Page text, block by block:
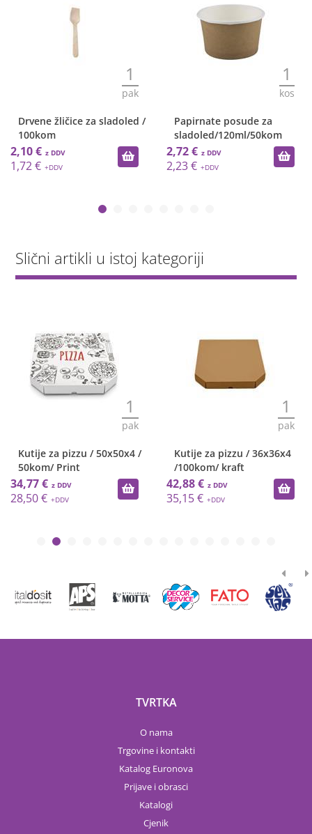
1
pak
Drvene žličice za sladoled /
100kom
2,10 €
1,72 €
1
kos
Papirnate posude za
sladoled/120ml/50kom
2,72 €
2,23 €
Slični artikli u istoj kategoriji
1
pak
Kutije za pizzu / 50x50x4 /
50kom/ Print
34,77 €
28,50 €
1
pak
Kutije za pizzu / 36x36x4
/100kom/ kraft
42,88 €
35,15 €
TVRTKA
O nama
Trgovine i kontakti
Katalog Euronova
Prijave i obrasci
Katalogi
Cjenik